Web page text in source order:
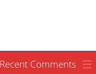
Recent Comments